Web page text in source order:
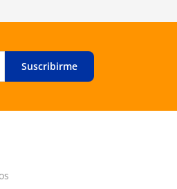
Suscribirme